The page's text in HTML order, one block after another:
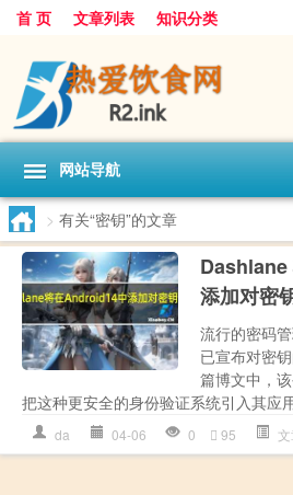
首 页 文章列表 知识分类
网站导航
> 有关“密钥”的文章
添加对密
流行的密码
已宣布对密
篇博文中，
把这种更安全的身份验证系统引入其应
da 04-06 0 95